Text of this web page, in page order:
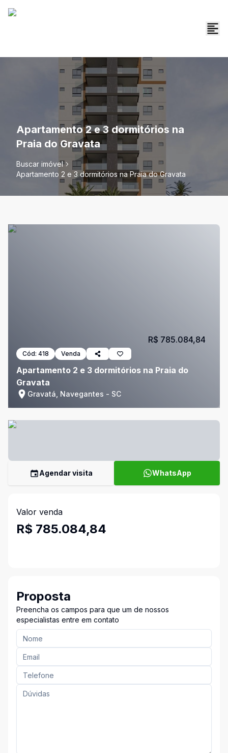
Apartamento 2 e 3 dormitórios na
Praia do Gravata
Buscar imóvel
Apartamento 2 e 3 dormitórios na Praia do Gravata
Cód: 418 Venda
Apartamento 2 e 3 dormitórios na Praia do
Gravata
Gravatá, Navegantes - SC
R$ 785.084,84
Agendar visita WhatsApp
Valor venda
R$ 785.084,84
Proposta
Preencha os campos para que um de nossos
especialistas entre em contato